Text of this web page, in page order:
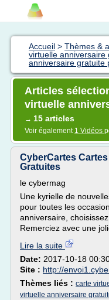
Accueil > Thèmes &
virtuelle anniversaire
anniversaire gratuite
Articles
virtuelle
→ 15 articles
Voir également 1 Vidéos
CyberCartes
Gratuites
le cybermag
Une kyrielle de
pour toutes les
anniversaire,
Remerciez avec une
Lire la suite
Date: 2017-10-18
Site : http://
Thèmes liés : carte
virtuelle anniversaire